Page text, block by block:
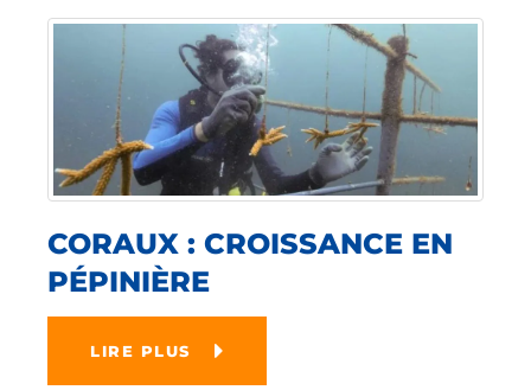
CORAUX : CROISSANCE EN
PÉPINIÈRE
LIRE PLUS